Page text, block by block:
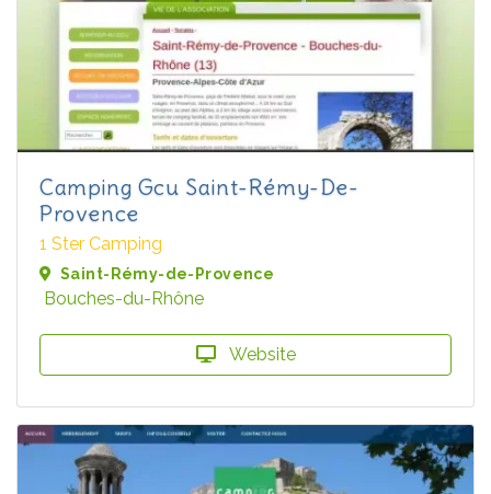
Camping Gcu Saint-Rémy-De-
Provence
1 Ster Camping
Saint-Rémy-de-Provence
Bouches-du-Rhône
Website